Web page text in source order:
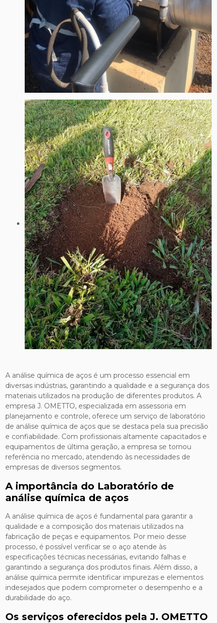
A análise química de aços é um processo essencial em
diversas indústrias, garantindo a qualidade e a segurança dos
materiais utilizados na produção de diferentes produtos. A
empresa J. OMETTO, especializada em assessoria em
planejamento e controle, oferece um serviço de laboratório
de análise química de aços que se destaca pela sua precisão
e confiabilidade. Com profissionais altamente capacitados e
equipamentos de última geração, a empresa se tornou
referência no mercado, atendendo às necessidades de
empresas de diversos segmentos.
A importância do Laboratório de
análise química de aços
A análise química de aços é fundamental para garantir a
qualidade e a composição dos materiais utilizados na
fabricação de peças e equipamentos. Por meio desse
processo, é possível verificar se o aço atende às
especificações técnicas necessárias, evitando falhas e
garantindo a segurança dos produtos finais. Além disso, a
análise química permite identificar impurezas e elementos
indesejados que podem comprometer o desempenho e a
durabilidade do aço.
Os serviços oferecidos pela J. OMETTO